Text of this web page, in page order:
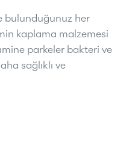
bulunduğunuz her
kaplama malzemesi
parkeler bakteri ve
sağlıklı ve